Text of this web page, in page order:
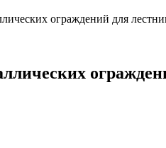
ограждений для